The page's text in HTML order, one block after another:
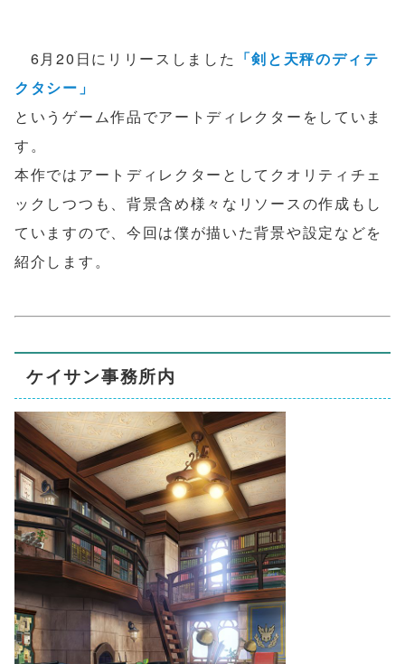
6月20日にリリースしました 「剣と天秤のディテ
クタシー」
というゲーム作品でアートディレクターをしていま
す。
本作ではアートディレクターとしてクオリティチェ
ックしつつも、背景含め様々なリソースの作成もし
ていますので、今回は僕が描いた背景や設定などを
紹介します。
ケイサン事務所内